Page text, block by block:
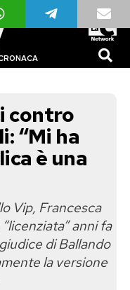
contro
“Mi ha
è una
Vip, Francesca
anni fa
di Ballando
la versione